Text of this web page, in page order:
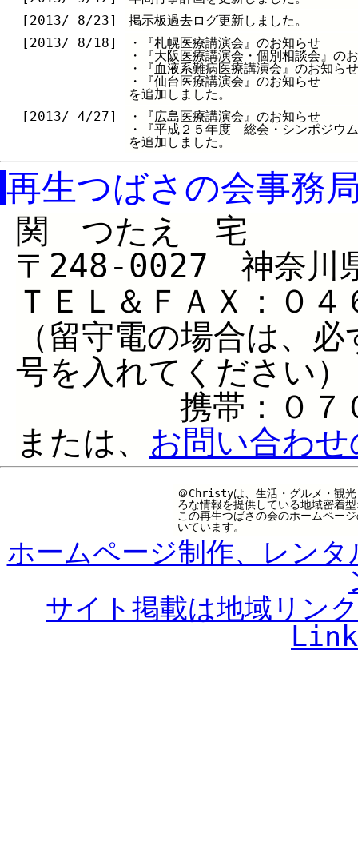
[2013/ 8/23]
掲示板過去ログ更新しました。
[2013/ 8/18]
・『札幌医療講演会』のお知らせ
・『大阪医療講演会・個別相談会』の
・『血液系難病医療講演会』のお知らせ
・『仙台医療講演会』のお知らせ
を追加しました。
[2013/ 4/27]
・『広島医療講演会』のお知らせ
・『平成２５年度 総会・シンポジウ
を追加しました。
再生つばさの会事務
関 つたえ 宅
〒248-0027 神奈川
ＴＥＬ＆ＦＡＸ：０
（留守電の場合は、
号を入れてください）
携帯：０７０－
または、 お問い合わ
＠Christyは、生活・グルメ・観光
ろな情報を提供している地域密着
この再生つばさの会のホームペー
いています。
ホームページ制作、レン
サイト掲載は地域リン